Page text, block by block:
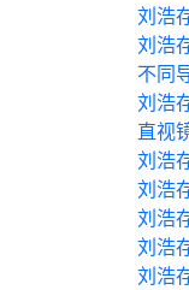
刘浩
刘浩
不同
刘浩
直视
刘浩
刘浩
刘浩
刘浩
刘浩